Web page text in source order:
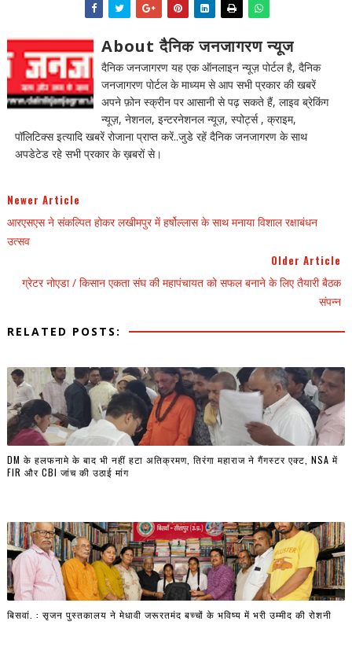
About दैनिक जनजागरण न्यूज
दैनिक जनजागरण यह एक ऑनलाइन न्यूज़ पोर्टल है, दैनिक
जनजागरण पोर्टल के माध्यम से आप सभी प्रकार की खबरें
अपने फ़ोन स्क्रीन पर आसानी से पढ़ सकते हैं, लाइव ब्रेकिंग
न्यूज़, नेशनल, इन्टरनेशनल न्यूज़, स्पोर्ट्स , क्राइम,
पॉलिटिक्स इत्यादि खबरें रोजाना प्राप्त करें..जुडे रहें दैनिक जनजागरण के साथ
अपडेटेड रहे सभी प्रकार के ख़बरों से।
Newer Article
आरएसएस ने संकल्पित होकर लखीमपुर में हर्षोल्लास के साथ मनाया विशाल रक्षाबंधन
उत्सव
Older Article
ग्रेटर नोएडा / किसान एकता संघ की महापंचायत को सफल बनाने के लिए तैयारी बैठक
संपन्न
RELATED POSTS:
DM के हलफनामे के बाद भी नहीं हटा अतिक्रमण, तिरंगा महाराज ने गैंगस्टर एक्ट, NSA में
FIR और CBI जांच की उठाई मांग
बिसवां. : सृजन पुस्तकालय ने मेधावी जरूरतमंद बच्चों के भविष्य में भरी उम्मीद की रोशनी